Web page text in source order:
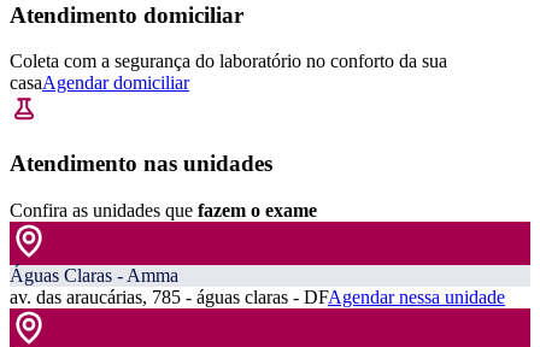
Atendimento domiciliar
Coleta com a segurança do laboratório no conforto da sua
casaAgendar domiciliar
Atendimento nas unidades
Confira as unidades que fazem o exame
Águas Claras - Amma
av. das araucárias, 785 - águas claras - DFAgendar nessa unidade